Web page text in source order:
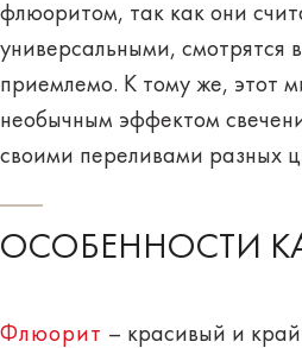
флюоритом, так как они
универсальными, смотрятся
приемлемо. К тому же, этот
необычным эффектом
своими переливами разных
ОСОБЕННОСТИ
Флюорит – красивый и